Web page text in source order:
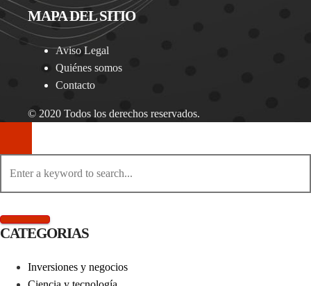
MAPA DEL SITIO
Aviso Legal
Quiénes somos
Contacto
© 2020 Todos los derechos reservados.
CATEGORIAS
Inversiones y negocios